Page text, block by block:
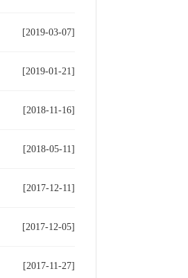
[2019-03-07]
[2019-01-21]
[2018-11-16]
[2018-05-11]
[2017-12-11]
[2017-12-05]
[2017-11-27]